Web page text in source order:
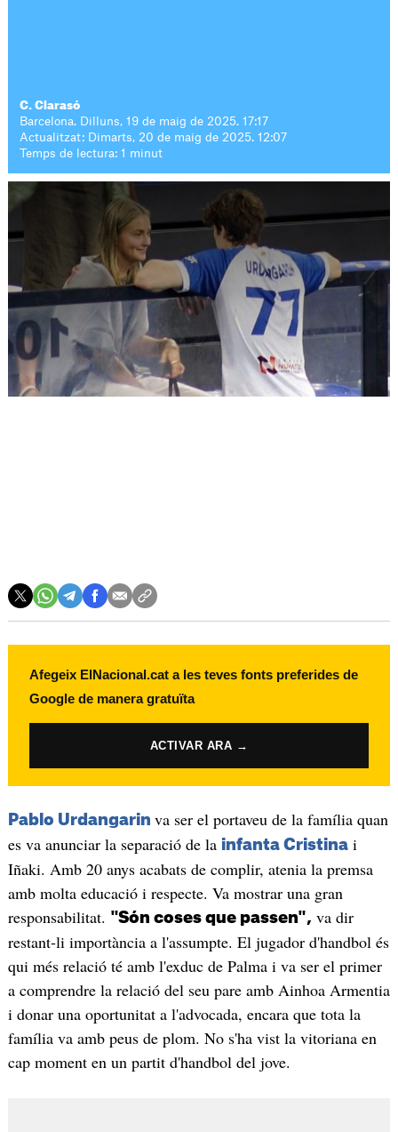
C. Clarasó
Barcelona. Dilluns, 19 de maig de 2025. 17:17
Actualitzat: Dimarts, 20 de maig de 2025. 12:07
Temps de lectura: 1 minut
Afegeix ElNacional.cat a les teves fonts preferides de
Google de manera gratuïta
ACTIVAR ARA →
Pablo Urdangarin va ser el portaveu de la família quan
es va anunciar la separació de la infanta Cristinai
Iñaki. Amb 20 anys acabats de complir, atenia la premsa
amb molta educació i respecte. Va mostrar una gran
responsabilitat. "Són coses que passen", va dir
restant-li importància a l'assumpte. El jugador d'handbol és
qui més relació té amb l'exduc de Palma i va ser el primer
a comprendre la relació del seu pare amb Ainhoa Armentia
i donar una oportunitat a l'advocada, encara que tota la
família va amb peus de plom. No s'ha vist la vitoriana en
cap moment en un partit d'handbol del jove.